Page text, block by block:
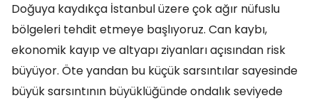
Doğuya kaydıkça İstanbul üzere çok ağır nüfuslu
bölgeleri tehdit etmeye başlıyoruz. Can kaybı,
ekonomik kayıp ve altyapı ziyanları açısından risk
büyüyor. Öte yandan bu küçük sarsıntılar sayesinde
büyük sarsıntının büyüklüğünde ondalık seviyede